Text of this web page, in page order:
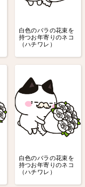
白色のバラの花束を
持つお年寄りのネコ
（ハチワレ）
白色のバラの花束を
持つお年寄りのネコ
（ハチワレ）